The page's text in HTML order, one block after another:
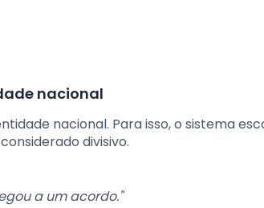
nacional
nacional. Para isso, o sistema
divisivo.
a um acordo."